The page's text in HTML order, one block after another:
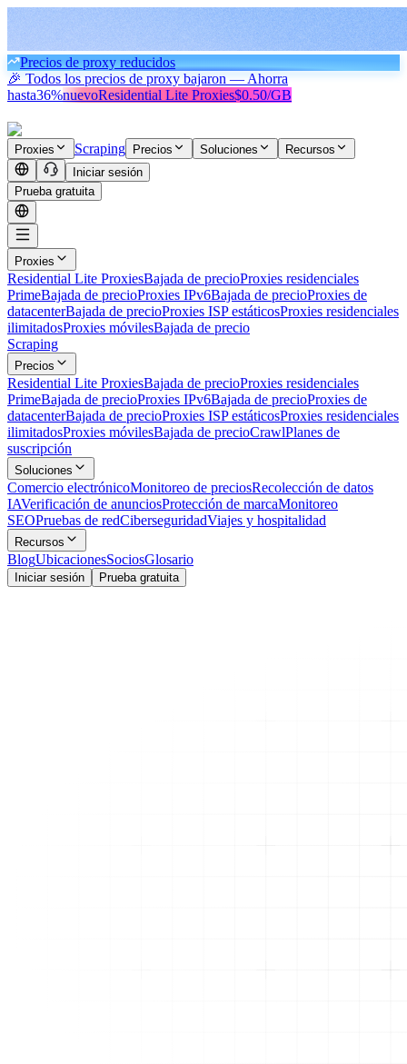
Precios de proxy reducidos
🎉 Todos los precios de proxy bajaron — Ahorra
hasta36%nuevoResidential Lite Proxies$0.50/GB
Proxies Scraping Precios Soluciones
Recursos
Iniciar sesión
Prueba gratuita
Proxies
Residential Lite ProxiesBajada de precioProxies residenciales
PrimeBajada de precioProxies IPv6Bajada de precioProxies de
datacenterBajada de precioProxies ISP estáticosProxies residenciales
ilimitadosProxies móvilesBajada de precio
Scraping
Precios
Residential Lite ProxiesBajada de precioProxies residenciales
PrimeBajada de precioProxies IPv6Bajada de precioProxies de
datacenterBajada de precioProxies ISP estáticosProxies residenciales
ilimitadosProxies móvilesBajada de precioCrawlPlanes de
suscripción
Soluciones
Comercio electrónicoMonitoreo de preciosRecolección de datos
IAVerificación de anunciosProtección de marcaMonitoreo
SEOPruebas de redCiberseguridadViajes y hospitalidad
Recursos
BlogUbicacionesSociosGlosario
Iniciar sesión Prueba gratuita